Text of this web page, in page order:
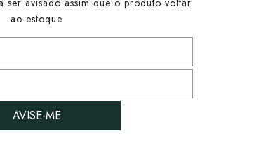
ser avisado assim que o produto voltar
ao estoque
AVISE-ME